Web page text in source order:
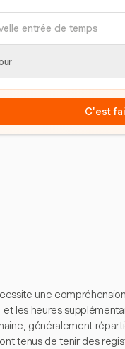
entrée de temps
C'est
une
les heures
généralement
tenus de tenir des